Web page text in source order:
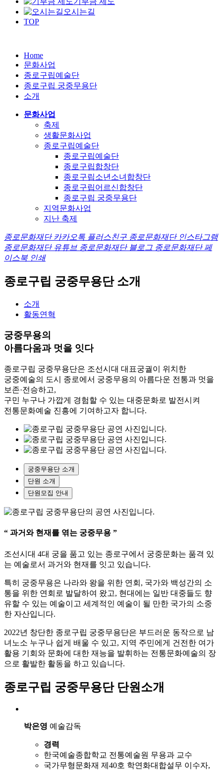
오시는길
TOP
Home
문화사업
종로구립예술단
종로구립 궁중무용단
소개
문화사업
축제
생활문화사업
종로구립예술단
종로구립예술단
종로구립합창단
종로구립소년소녀합창단
종로구립어르신합창단
종로구립 궁중무용단
지역문화사업
지난 축제
종로문화재단 카카오톡 플러스친구 종로문화재단 인스타그램
종로문화재단 유튜브 종로문화재단 블로그 종로문화재단 페
이스북 인쇄
종로구립 궁중무용단 소개
소개
활동연혁
궁중무용의
아름다움과 멋을 잇다
종로구립 궁중무용단은 조선시대 대표궁궐이 위치한
궁중예술의 도시 종로에서 궁중무용의 아름다운 전통과 멋을
보존·전승하고,
구민 누구나 가깝게 경험할 수 있는 대중문화로 발전시켜
전통문화예술 진흥에 기여하고자 합니다.
궁중무용단 소개
단원 소개
단원모집 안내
“ 과거와 현재를 엮는 궁중무용 ”
조선시대 4대 궁을 품고 있는 종로구에서 궁중문화는 품격 있
는 예술로서 과거와 현재를 잇고 있습니다.
특히 궁중무용은 나라와 왕을 위한 연회, 국가와 백성간의 소
통을 위한 연회로 발달하여 왔고, 현대에는 일반 대중들도 향
유할 수 있는 예술이고 세계적인 예술이 될 만한 국가의 소중
한 자산입니다.
2022년 창단한 종로구립 궁중무용단은 부드러운 동작으로 남
녀노소 누구나 쉽게 배울 수 있고, 지역 주민에게 건전한 여가
활용 기회와 문화에 대한 재능을 발휘하는 전통문화예술의 장
으로 활발한 활동을 하고 있습니다.
종로구립 궁중무용단 단원소개
박은영 예술감독
경력
한국예술종합학교 전통예술원 무용과 교수
국가무형문화재 제40호 학연화대합설무 이수자,